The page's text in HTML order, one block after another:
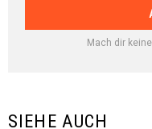
Mach dir
SIEHE AUCH